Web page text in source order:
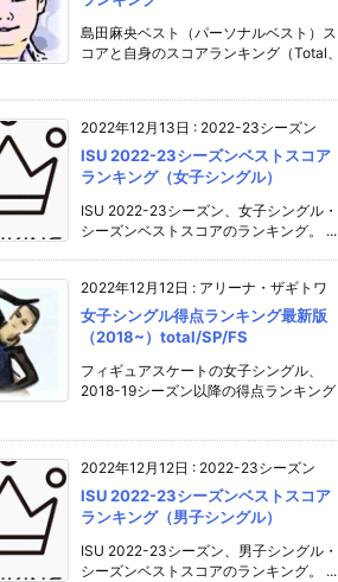
島田麻央ベスト（パーソナルベスト）ス
コアと自身のスコアランキング（Total、
2022年12月13日 : 2022-23シーズン
ISU 2022-23シーズンベストスコア
ランキング（女子シングル）
ISU 2022-23シーズン、女子シングル・
シーズンベストスコアのランキング。 ...
2022年12月12日 : アリーナ・ザギトワ
女子シングル得点ランキング最新版
（2018~）total/SP/FS
フィギュアスケートの女子シングル、
2018-19シーズン以降の得点ランキング
2022年12月12日 : 2022-23シーズン
ISU 2022-23シーズンベストスコア
ランキング（男子シングル）
ISU 2022-23シーズン、男子シングル・
シーズンベストスコアのランキング。 ...